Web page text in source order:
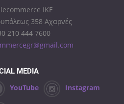
IKE
358 Αχαρνές
210 444 7600
MEDIA
YouTube Instagram